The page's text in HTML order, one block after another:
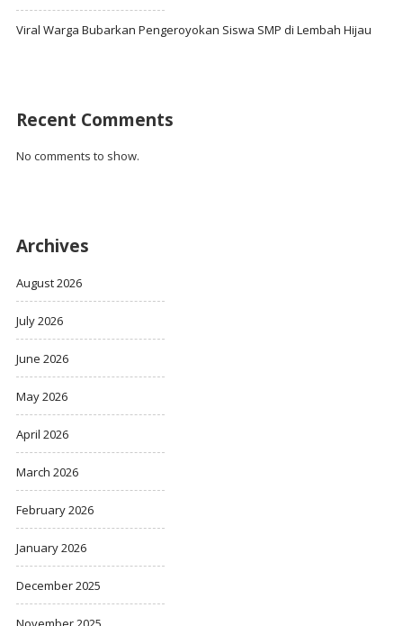
Viral Warga Bubarkan Pengeroyokan Siswa SMP di Lembah Hijau
Recent Comments
No comments to show.
Archives
August 2026
July 2026
June 2026
May 2026
April 2026
March 2026
February 2026
January 2026
December 2025